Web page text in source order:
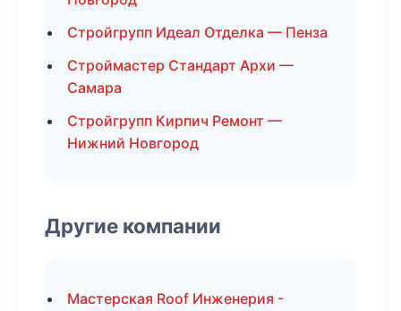
Стройгрупп Идеал Отделка — Пенза
Строймастер Стандарт Архи —
Самара
Стройгрупп Кирпич Ремонт —
Нижний Новгород
Другие компании
Мастерская Roof Инженерия -